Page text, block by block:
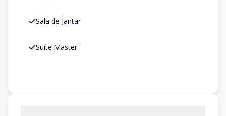
Sala de Jantar
Suíte Master